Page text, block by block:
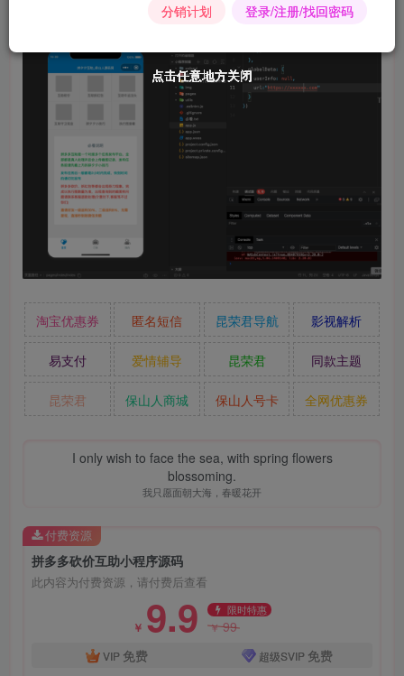
淘宝优惠券 匿名短信 昆荣君导航 影视解析
易支付 爱情辅导 昆荣君 同款主题
昆荣君 保山人商城 保山人号卡 全网优惠券
I only wish to face the sea, with spring flowers
blossoming.
我只愿面朝大海，春暖花开
拼多多砍价互助小程序源码
此内容为付费资源，请付费后查看
￥ 9.9 限时特惠
￥99
VIP 免费 超级SVIP 免费
付费资源
点击任意地方关闭
点击任意地方关闭
点击任意地方关闭
点击任意地方关闭
点击任意地方关闭
点击任意地方关闭
点击任意地方关闭
点击任意地方关闭
点击任意地方关闭
分销计划 登录/注册/找回密码